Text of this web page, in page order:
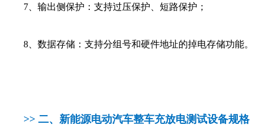
7、输出侧保护：支持过压保护、短路保护；
8、数据存储：支持分组号和硬件地址的掉电存储功能。
>> 二、 新能源电动汽车整车充放电测试设备规格